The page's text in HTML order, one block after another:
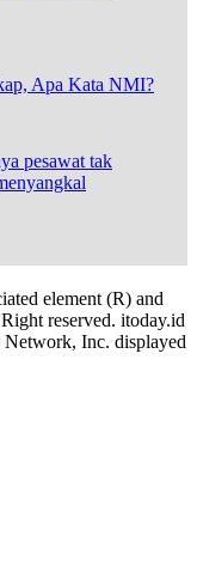
Apa Kata NMI?
pesawat tak
element (R) and
reserved. itoday.id
Inc. displayed